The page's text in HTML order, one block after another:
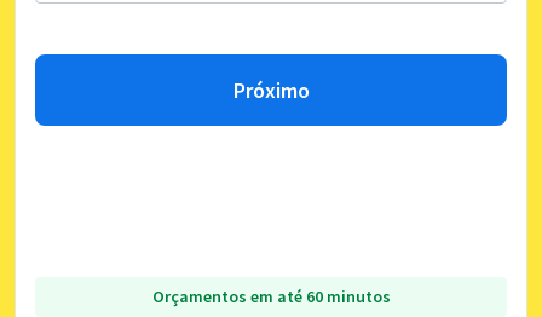
Próximo
Orçamentos em até 60 minutos